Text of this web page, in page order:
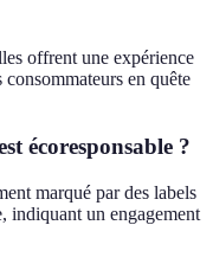
offrent une expérience
en quête
écoresponsable ?
marqué par des labels
indiquant un engagement